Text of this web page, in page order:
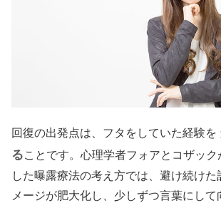
回復の出発点は、フタをしていた経験を
ることです。心理学者フォアとコザッ
した曝露療法の考え方では、避け続けた
メージが肥大化し、少しずつ言葉にし